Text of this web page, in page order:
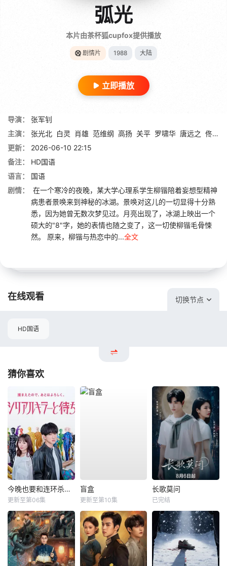
弧光
本片由茶杯狐cupfox提供播放
剧情片 1988 大陆
立即播放
导演：
张军钊
主演：
张光北 白灵 肖雄 范维纲 高扬 关平 罗啸华 唐远之 佟艳杰
更新：
2026-06-10 22:15
备注：
HD国语
语言：
国语
剧情：
在一个寒冷的夜晚，某大学心理系学生柳锴陪着妄想型精神
病患者景唤来到神秘的冰湖。景唤对这儿的一切显得十分熟
悉，因为她曾无数次梦见过。月亮出现了，冰湖上映出一个
硕大的"8"字，她的表情也随之变了，这一切使柳锴毛骨悚
然。 原来，柳锴与热恋中的...全文
在线观看 切换节点
HD国语
猜你喜欢
今晚也要和连环杀手约会
更新至第06集
盲盒
更新至第10集
长歌莫问
已完结